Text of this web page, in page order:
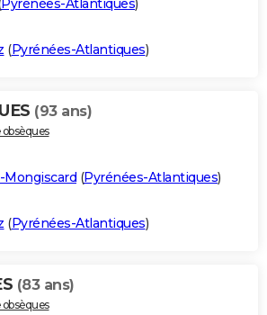
Pyrénées-Atlantiques)
(Pyrénées-Atlantiques)
(93 ans)
Mongiscard (Pyrénées-Atlantiques)
(Pyrénées-Atlantiques)
(83 ans)